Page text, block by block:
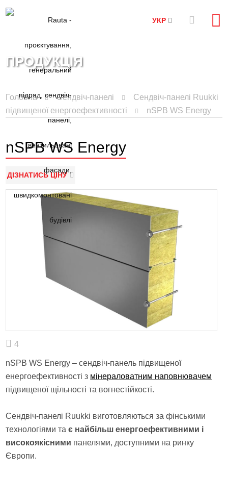
УКР
ПРОДУКЦІЯ
Головна Сендвіч-панелі
Сендвіч-панелі Ruukki
підвищеної енергоефективності
nSPB WS Energy
nSPB WS Energy
4
nSPB WS Energy – сендвіч-панель підвищеної
енергоефективності з мінераловатним наповнювачем
підвищеної щільності та вогнестійкості.
Сендвіч-панелі Ruukki виготовляються за фінськими
технологіями тає найбільш енергоефективними і
високоякісними панелями, доступними на ринку
Європи.
ДІЗНАТИСЬ ЦІНУ